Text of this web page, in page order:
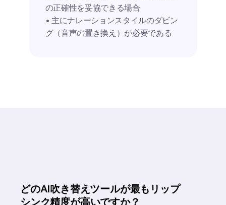
の正確性を妥協できる場合
• 主にナレーションスタイルのダビン
グ（音声の置き換え）が必要である
どのAI吹き替えツールが最もリップ
シンク精度が高いですか？